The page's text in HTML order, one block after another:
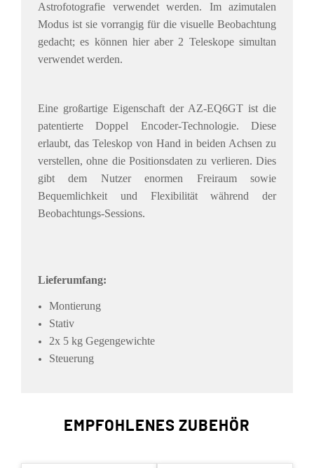
Astrofotografie verwendet werden. Im azimutalen
Modus ist sie vorrangig für die visuelle Beobachtung
gedacht; es können hier aber 2 Teleskope simultan
verwendet werden.
Eine großartige Eigenschaft der AZ-EQ6GT ist die
patentierte Doppel Encoder-Technologie. Diese
erlaubt, das Teleskop von Hand in beiden Achsen zu
verstellen, ohne die Positionsdaten zu verlieren. Dies
gibt dem Nutzer enormen Freiraum sowie
Bequemlichkeit und Flexibilität während der
Beobachtungs-Sessions.
Lieferumfang:
Montierung
Stativ
2x 5 kg Gegengewichte
Steuerung
EMPFOHLENES ZUBEHÖR